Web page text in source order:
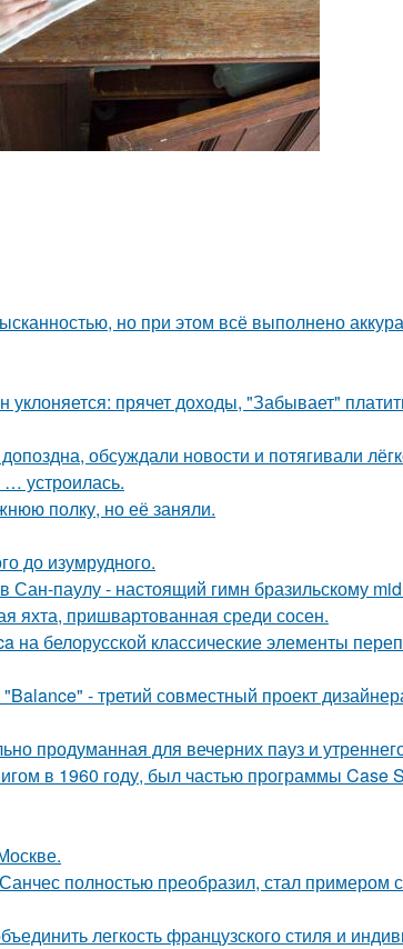
но при этом всё выполнено
прячет доходы, "Забывает"
обсуждали новости и потягивали
устроилась.
полку, но её заняли.
до изумрудного.
паулу - настоящий гимн бразильскому
яхта, пришвартованная среди сосен.
на белорусской классические элементы
- третий совместный проект
продуманная для вечерних пауз и
в 1960 году, был частью программы Case
полностью преобразил, стал примером
легкость французского стиля и